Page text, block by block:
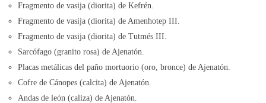
Fragmento de vasija (diorita) de Kefrén.
Fragmento de vasija (diorita) de Amenhotep III.
Fragmento de vasija (diorita) de Tutmés III.
Sarcófago (granito rosa) de Ajenatón.
Placas metálicas del paño mortuorio (oro, bronce) de Ajenatón.
Cofre de Cánopes (calcita) de Ajenatón.
Andas de león (caliza) de Ajenatón.